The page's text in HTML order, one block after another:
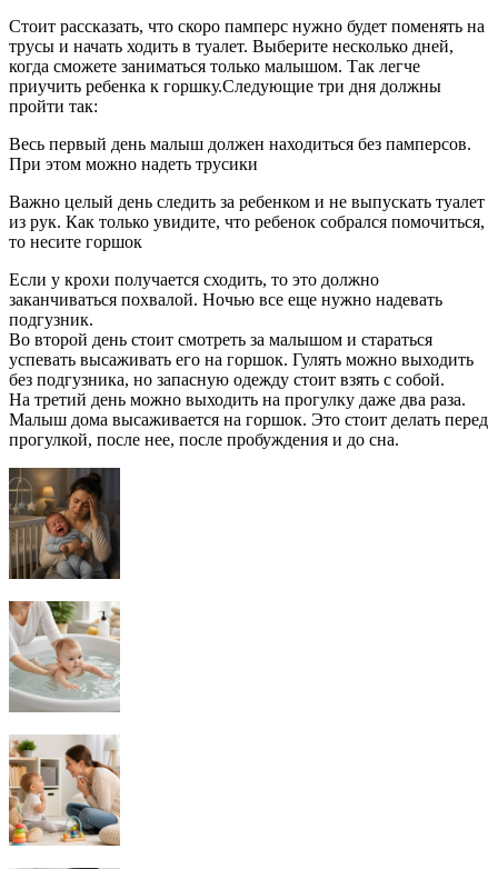
Стоит рассказать, что скоро памперс нужно будет поменять на
трусы и начать ходить в туалет. Выберите несколько дней,
когда сможете заниматься только малышом. Так легче
приучить ребенка к горшку.Следующие три дня должны
пройти так:
Весь первый день малыш должен находиться без памперсов.
При этом можно надеть трусики
Важно целый день следить за ребенком и не выпускать туалет
из рук. Как только увидите, что ребенок собрался помочиться,
то несите горшок
Если у крохи получается сходить, то это должно
заканчиваться похвалой. Ночью все еще нужно надевать
подгузник.
Во второй день стоит смотреть за малышом и стараться
успевать высаживать его на горшок. Гулять можно выходить
без подгузника, но запасную одежду стоит взять с собой.
На третий день можно выходить на прогулку даже два раза.
Малыш дома высаживается на горшок. Это стоит делать перед
прогулкой, после нее, после пробуждения и до сна.